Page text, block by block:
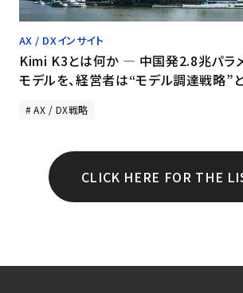
AX / DXインサイト
Kimi K3とは何か ― 中国発2.8兆パラ
モデルを、経営者は“モデル調達戦略”
AX / DX戦略
CLICK HERE FOR THE